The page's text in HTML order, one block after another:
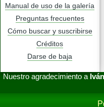
Manual de uso de la galería
Preguntas frecuentes
Cómo buscar y suscribirse
Créditos
Darse de baja
Nuestro agradecimiento a